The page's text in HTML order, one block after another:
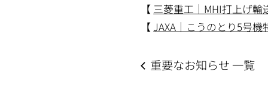
【 三菱重工｜MHI打上げ輸
【 JAXA｜こうのとり5号
重要なお知らせ 一覧